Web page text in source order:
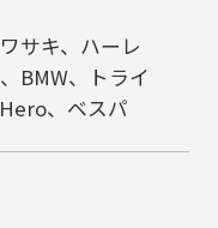
サキ、ハーレ
BMW、トライ
、ベスパ